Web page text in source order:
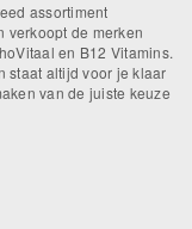
assortiment
verkoopt de merken
en B12 Vitamins.
staat altijd voor je klaar
van de juiste keuze